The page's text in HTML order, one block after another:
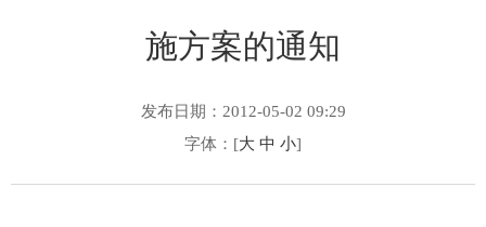
施方案的通知
发布日期：2012-05-02 09:29
字体：[大 中 小]